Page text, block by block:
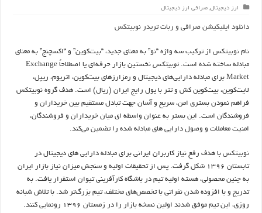
ارز دیجیتال,صرافی ارز دیجیتال
دانلود اپلیکیشن صرافی و ربات تریدر نوبیتکس
نامنوبیتکس از ترکیب سه واژه “نو” به معنای جدید، “بیت‌کوین” و “اکسچنج” به معنای
مبادله ساخته شده است.نوبیتکس
نخستین بازار حرفه‌ای یا اصطلاحاً Exchange
Market برای مبادله دارایی‌های دیجیتال و رمزارزهای بیت‌کوین، اتریوم، ریپل،
لایت‌کوین، بیت‌کوین کش و تتر با پول رایج ایران (ریال) است. هدف گروه نوبیتکس
فراهم نمودن بستری امن، سریع و آسان جهت تبادل مستقیم بین خریداران و
فروشندگان است. این بستر به عنوان واسطه ای میان خریداران و فروشندگان،
امنیت معاملات و وصول دارایی های مبادله شده را تضمین می‌کند.
نوبیتکسبا هدف رفع نیاز کاربران ایرانی برای مبادله دارایی های دیجیتال در
تابستان ۱۳۹۶ شکل گرفت. پس از تحقیقات اولیه و سنجش میزان نیاز بازار ایران
به چنین محصولی، هسته اولیه تیم در باشگاه کارآفرینی تیوان استقرار یافت. به
تدریج و با افزوده شدن نفراتی با تخصص‌های مختلف، تیم بزرگ‌تر شد. با تلاش شبانه
روزی، این تیم موفق شدند اولین نسخه بازار را در زمستان ۱۳۹۶ رونمایی کنند.